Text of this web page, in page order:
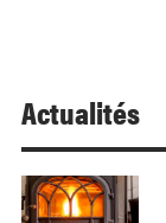
Actualités